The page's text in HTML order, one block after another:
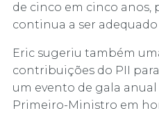
de cinco em cinco anos,
continua a ser adequado
Eric sugeriu também
contribuições do PII
um evento de gala
Primeiro-Ministro em